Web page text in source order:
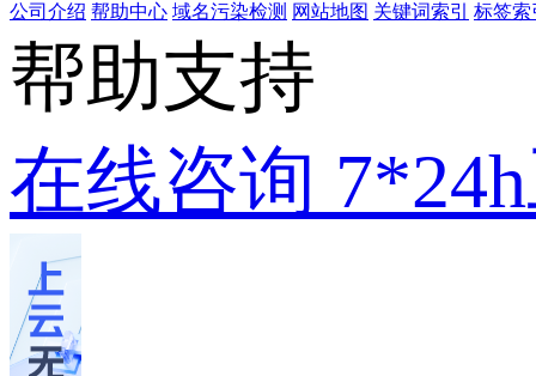
公司介绍 帮助中心 域名污染检测 网站地图 关键词索引 标签索
帮助支持
在线咨询